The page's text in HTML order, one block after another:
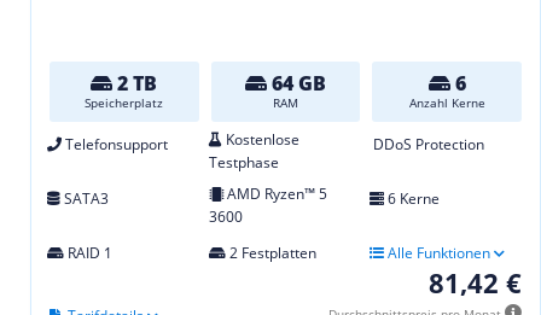
2 TB
Speicherplatz
64 GB
RAM
6
Anzahl Kerne
Telefonsupport
Kostenlose
Testphase
DDoS Protection
SATA3
AMD Ryzen™ 5
3600
6 Kerne
RAID 1 2 Festplatten Alle Funktionen
81,42 €